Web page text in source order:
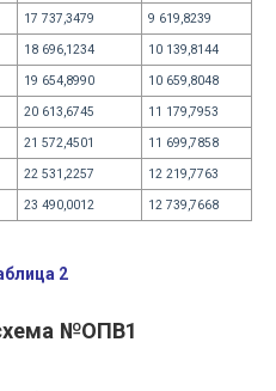
17 737,3479
9 619,8239
18 696,1234
10 139,8144
19 654,8990
10 659,8048
20 613,6745
11 179,7953
21 572,4501
11 699,7858
22 531,2257
12 219,7763
23 490,0012 12 739,7668
2
№ОПВ1